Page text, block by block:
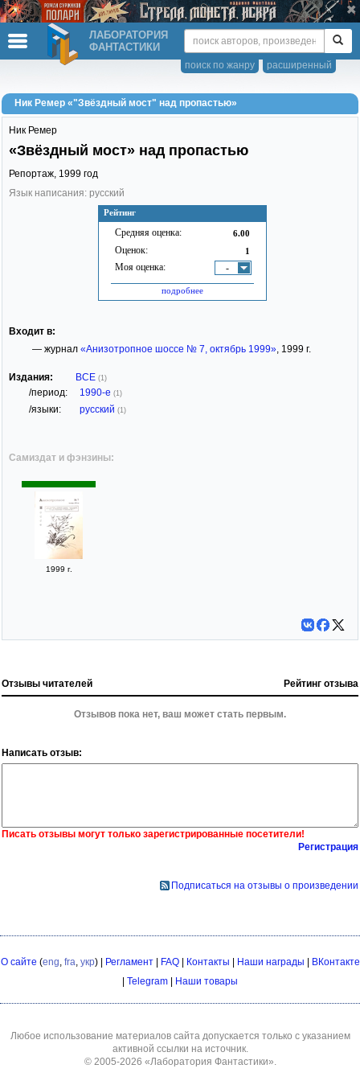
ЛАБОРАТОРИЯ
ФАНТАСТИКИ
расширенный
поиск по жанру
Ник Ремер «"Звёздный мост" над пропастью»
Рейтинг
Средняя оценка: 6.00
Оценок: 1
Моя оценка: -
подробнее
Ник Ремер
«Звёздный мост» над пропастью
Репортаж, 1999 год
Язык написания: русский
Входит в:
— журнал «Анизотропное шоссе № 7, октябрь 1999», 1999 г.
Издания: ВСЕ (1)
/период: 1990-е (1)
/языки: русский (1)
Самиздат и фэнзины:
1999 г.
Отзывы читателей Рейтинг отзыва
Отзывов пока нет, ваш может стать первым.
Написать отзыв:
Писать отзывы могут только зарегистрированные посетители!
Регистрация
Подписаться на отзывы о произведении
О сайте (eng fra укр) | Регламент| FAQ| Контакты | Наши награды | ВКонтакте
| Telegram | Наши товары
Любое использование материалов сайта допускается только с указанием
активной ссылки на источник.
© 2005-2026 «Лаборатория Фантастики»